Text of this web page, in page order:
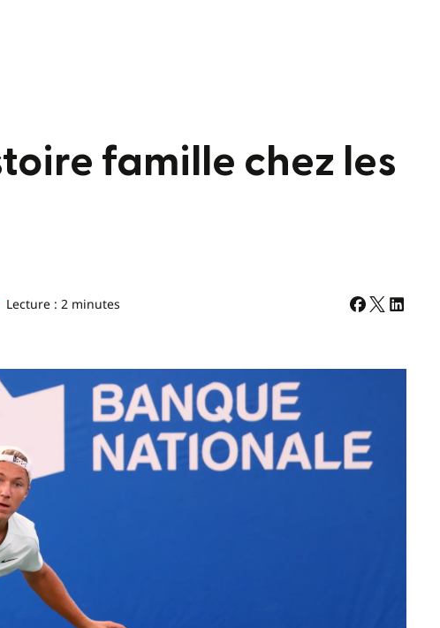
famille chez les
Lecture : 2 minutes